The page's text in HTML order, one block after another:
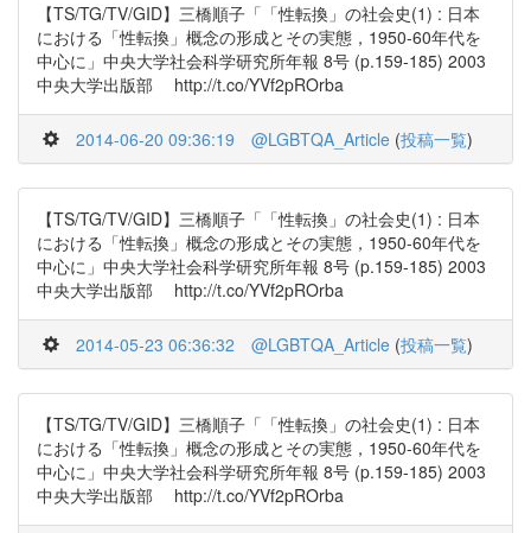
【TS/TG/TV/GID】三橋順子「「性転換」の社会史(1) : 日本
における「性転換」概念の形成とその実態，1950-60年代を
中心に」中央大学社会科学研究所年報 8号 (p.159-185) 2003
中央大学出版部 http://t.co/YVf2pROrba
2014-06-20 09:36:19 @LGBTQA_Article (投稿一覧)
【TS/TG/TV/GID】三橋順子「「性転換」の社会史(1) : 日本
における「性転換」概念の形成とその実態，1950-60年代を
中心に」中央大学社会科学研究所年報 8号 (p.159-185) 2003
中央大学出版部 http://t.co/YVf2pROrba
2014-05-23 06:36:32 @LGBTQA_Article (投稿一覧)
【TS/TG/TV/GID】三橋順子「「性転換」の社会史(1) : 日本
における「性転換」概念の形成とその実態，1950-60年代を
中心に」中央大学社会科学研究所年報 8号 (p.159-185) 2003
中央大学出版部 http://t.co/YVf2pROrba